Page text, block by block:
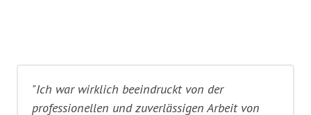
"Ich war wirklich beeindruckt von der
professionellen und zuverlässigen Arbeit von